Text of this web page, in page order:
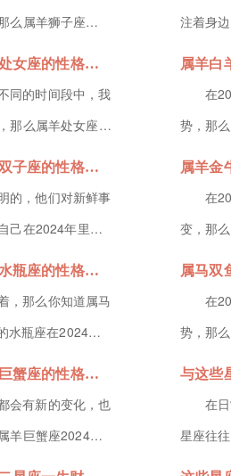
么属羊狮子座
2024年里事业
能够获得小财，那
子座的性格特征的
注着身
解和感
却常被
的星座
并试图
属羊处女座2024年运势 属羊处女座的性格特征
同的时间段中，我
那么属羊处女座
年里的事业
很不错，那么接下
的性格特征的解
在
势，那
白羊座
视，并
较理想
2024年
属羊双子座2024年运势 属羊双子座的性格特征
的，他们对新鲜事
己在2024年里的
2024年运势如何
财运不稳定，在感
接下来小编就为各
在
变，那
金牛座
很多考
及过度
2024年
属马水瓶座2024年运势 属马水瓶座的性格特征
，那么你知道属马
水瓶座在2024年
感情运势起伏较
行，下半年的机会
来属马水瓶座的性
在
势，那
属马的
能得到
就由小
属羊巨蟹座2024年运势 属羊巨蟹座的性格特征
会有新的变化，也
羊巨蟹座2024年
里，不仅在事业
与这些
在
星座往
特定星